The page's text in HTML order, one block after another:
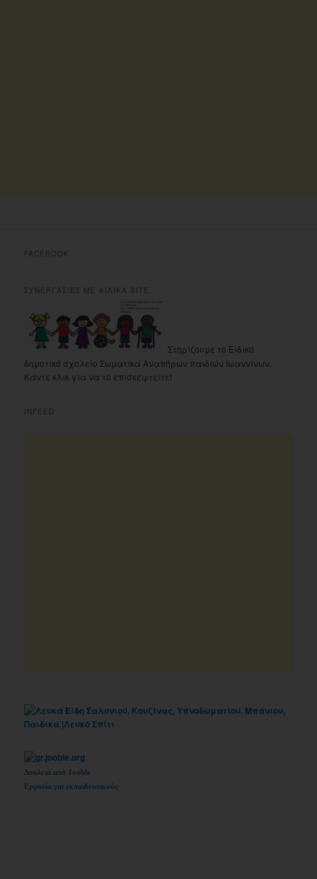
FACEBOOK
ΣΥΝΕΡΓΑΣΙΕΣ ΜΕ ΦΙΛΙΚΑ SITE
Στηρίζουμε το Ειδικό
δημοτικό σχολείο Σωματικά Αναπήρων παιδιών Ιωαννίνων.
Κάντε κλικ για να το επισκεφτείτε!
INFEED
Δουλειά από Jooble
Εργασία για εκπαιδευτικούς